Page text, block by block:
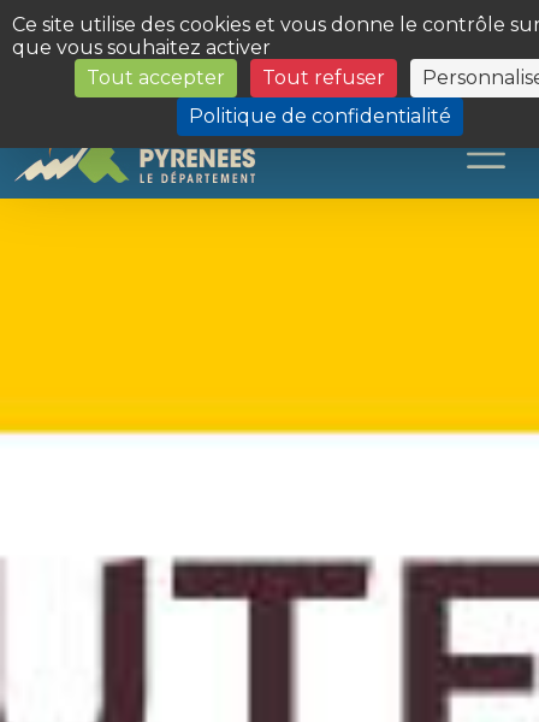
Panneau de gestion des cookies
Ce site utilise des cookies et vous donne le contrôle
que vous souhaitez activer
Tout accepter
Tout refuser
Politique de confidentialité
Les Sites du Département